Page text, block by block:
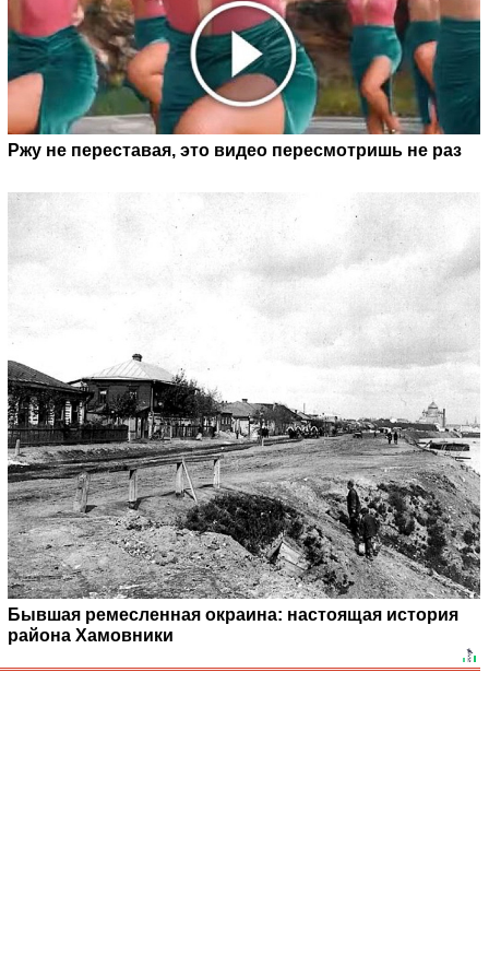
Ржу не переставая, это видео пересмотришь не раз
Бывшая ремесленная окраина: настоящая история
района Хамовники